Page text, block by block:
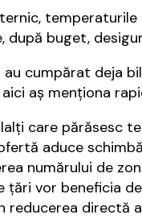
după buget,
au cumpărat deja
aş menţiona
care părăsesc
aduce
numărului de
țări vor beneficia
reducerea directă